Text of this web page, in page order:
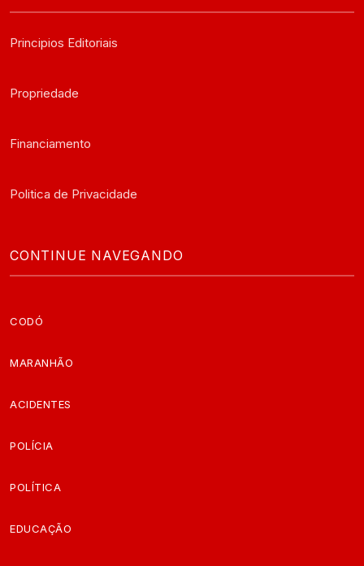
Principios Editoriais
Propriedade
Financiamento
Politica de Privacidade
CONTINUE NAVEGANDO
CODÓ
MARANHÃO
ACIDENTES
POLÍCIA
POLÍTICA
EDUCAÇÃO